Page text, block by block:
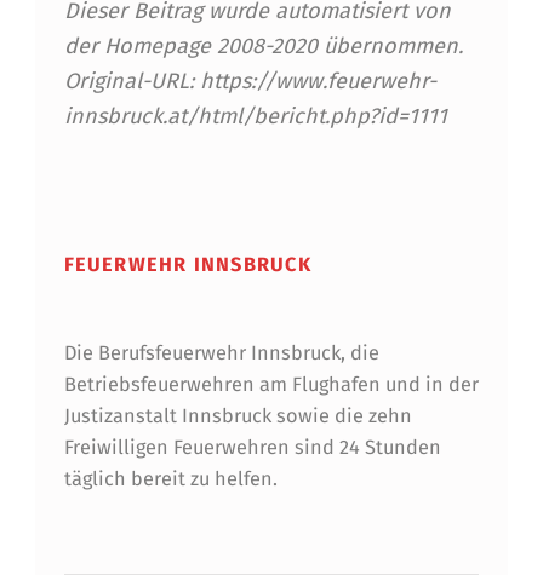
A
H
L
S
H
Ü
T
Z
Dieser Beitrag wurde automatisiert von
der Homepage 2008-2020 übernommen.
Original-URL: https://www.feuerwehr-
innsbruck.at/html/bericht.php?id=1111
FEUERWEHR INNSBRUCK
Die Berufsfeuerwehr Innsbruck, die
Betriebsfeuerwehren am Flughafen und in der
Justizanstalt Innsbruck sowie die zehn
Freiwilligen Feuerwehren sind 24 Stunden
täglich bereit zu helfen.